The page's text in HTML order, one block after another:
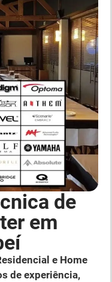
de
em
e Home
de experiência,